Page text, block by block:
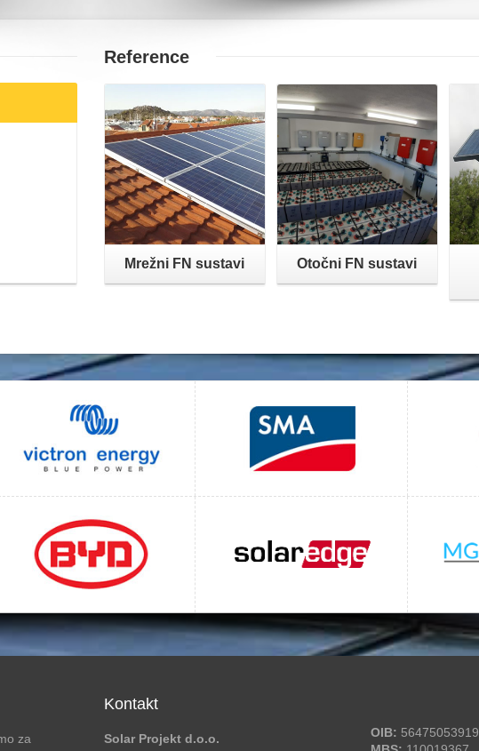
Reference
Opširnije
Mrežni FN sustavi
Opširnije
Otočni FN sustavi
za
Kontakt
Solar Projekt d.o.o.
OIB: 56475053919